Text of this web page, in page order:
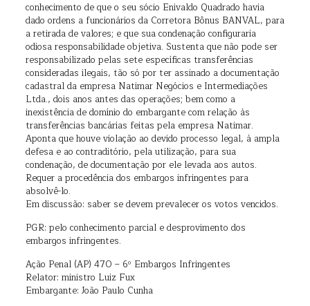
conhecimento de que o seu sócio Enivaldo Quadrado havia
dado ordens a funcionários da Corretora Bônus BANVAL, para
a retirada de valores; e que sua condenação configuraria
odiosa responsabilidade objetiva. Sustenta que não pode ser
responsabilizado pelas sete específicas transferências
consideradas ilegais, tão só por ter assinado a documentação
cadastral da empresa Natimar Negócios e Intermediações
Ltda., dois anos antes das operações; bem como a
inexistência de domínio do embargante com relação às
transferências bancárias feitas pela empresa Natimar.
Aponta que houve violação ao devido processo legal, à ampla
defesa e ao contraditório, pela utilização, para sua
condenação, de documentação por ele levada aos autos.
Requer a procedência dos embargos infringentes para
absolvê-lo.
Em discussão: saber se devem prevalecer os votos vencidos.
PGR: pelo conhecimento parcial e desprovimento dos
embargos infringentes.
Ação Penal (AP) 470 – 6º Embargos Infringentes
Relator: ministro Luiz Fux
Embargante: João Paulo Cunha